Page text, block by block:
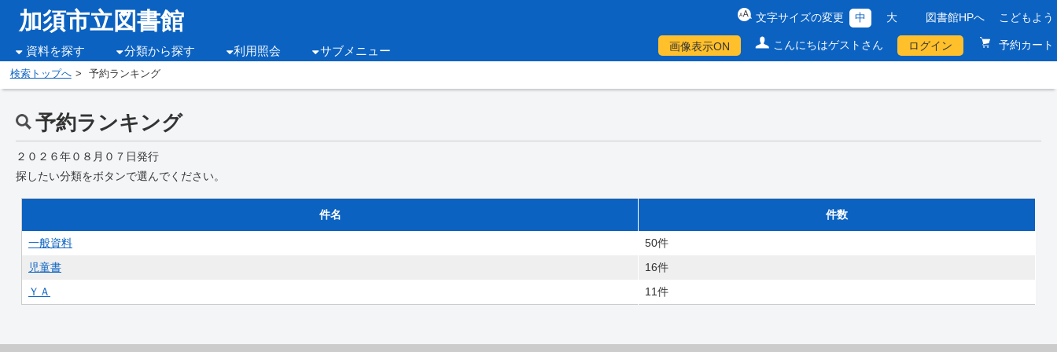
加須市立図書館
資料を探す 分類から探す 利用照会 サブメニュー
文字サイズの変更 中 大 図書館HPへ こどもよう
画像表示ON こんにちはゲストさん ログイン 予約カート
検索トップへ 予約ランキング
予約ランキング
２０２６年０８月０７日発行
探したい分類をボタンで選んでください。
件名 件数
一般資料
50件
児童書
16件
ＹＡ
11件